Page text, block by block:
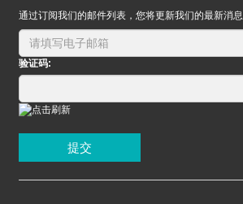
通过订阅我们的邮件列表，您将更新我们的最新消
验证码:
提交